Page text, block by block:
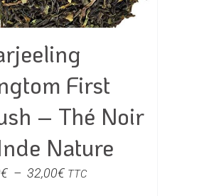
First
– Thé Noir
Nature
€ – 32,00€Plage
TTC